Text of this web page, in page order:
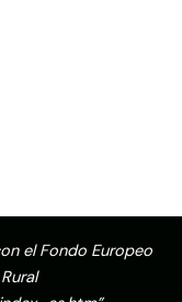
el Fondo Europeo